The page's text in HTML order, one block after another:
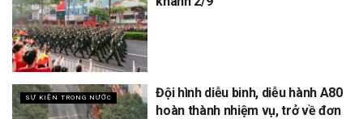
SỰ KIỆN TRONG NƯỚC
Đội hình diễu binh, diễu hành A80
hoàn thành nhiệm vụ, trở về đơn